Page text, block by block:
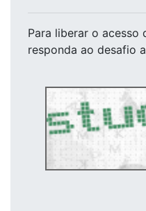
Para liberar o acesso
responda ao desafio